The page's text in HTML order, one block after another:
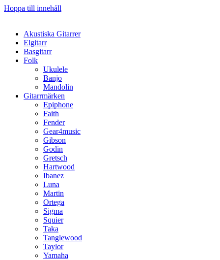
Hoppa till innehåll
Akustiska Gitarrer
Elgitarr
Basgitarr
Folk
Ukulele
Banjo
Mandolin
Gitarrmärken
Epiphone
Faith
Fender
Gear4music
Gibson
Godin
Gretsch
Hartwood
Ibanez
Luna
Martin
Ortega
Sigma
Squier
Taka
Tanglewood
Taylor
Yamaha